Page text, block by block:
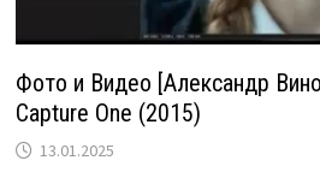
Фото и Видео [Александр
Capture One (2015)
13.01.2025